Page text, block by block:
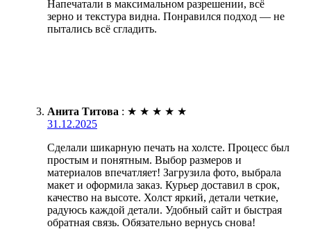
Напечатали в максимальном разрешении, всё
зерно и текстура видна. Понравился подход — не
пытались всё сгладить.
Анита Титова : ★ ★ ★ ★ ★
31.12.2025
Сделали шикарную печать на холсте. Процесс был
простым и понятным. Выбор размеров и
материалов впечатляет! Загрузила фото, выбрала
макет и оформила заказ. Курьер доставил в срок,
качество на высоте. Холст яркий, детали четкие,
радуюсь каждой детали. Удобный сайт и быстрая
обратная связь. Обязательно вернусь снова!